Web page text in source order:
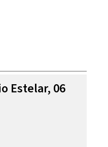
Estelar, 06